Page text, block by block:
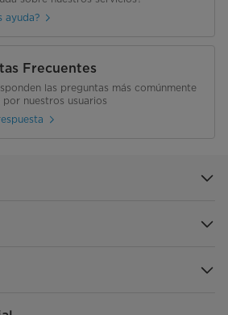
ayuda?
Frecuentes
las preguntas más comúnmente
por nuestros usuarios